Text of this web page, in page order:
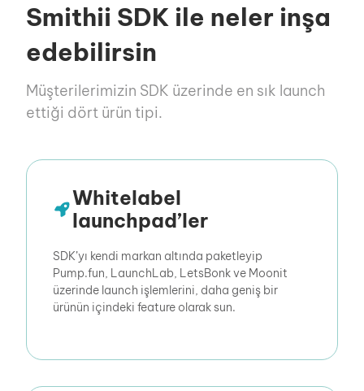
Smithii SDK ile neler inşa
edebilirsin
Müşterilerimizin SDK üzerinde en sık launch
ettiği dört ürün tipi.
Whitelabel
launchpad’ler
SDK’yı kendi markan altında paketleyip
Pump.fun, LaunchLab, LetsBonk ve Moonit
üzerinde launch işlemlerini, daha geniş bir
ürünün içindeki feature olarak sun.